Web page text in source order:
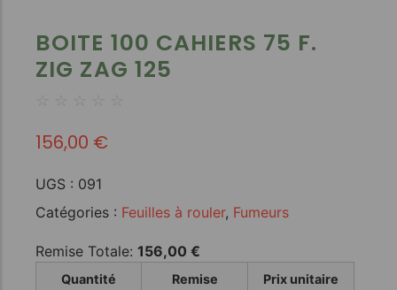
BOITE 100 CAHIERS 75 F.
ZIG ZAG 125
☆ ☆ ☆ ☆ ☆
156,00 €
UGS : 091
Catégories : Feuilles à rouler, Fumeurs
Remise Totale: 156,00 €
Quantité Remise Prix unitaire